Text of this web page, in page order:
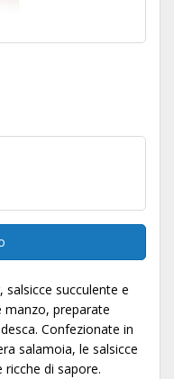
salsicce succulente e
manzo, preparate
Confezionate in
salamoia, le salsicce
di sapore.